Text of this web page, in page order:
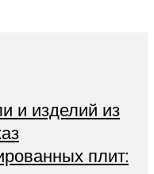
и изделий из
плит: